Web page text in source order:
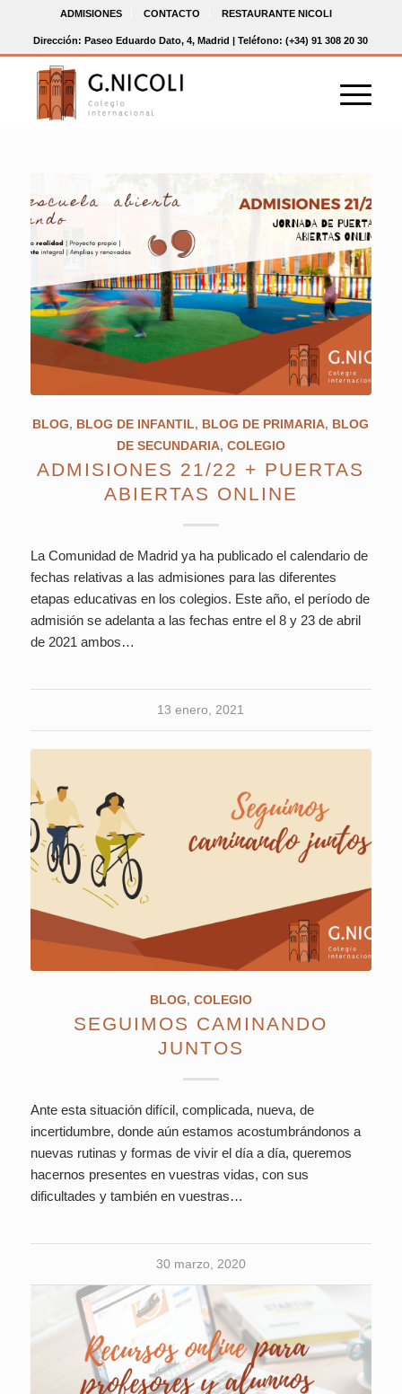
ADMISIONES CONTACTO RESTAURANTE NICOLI
Dirección: Paseo Eduardo Dato, 4, Madrid | Teléfono: (+34) 91 308 20 30
BLOG, BLOG DE INFANTIL, BLOG DE PRIMARIA, BLOG
DE SECUNDARIA, COLEGIO
ADMISIONES 21/22 + PUERTAS
ABIERTAS ONLINE
La Comunidad de Madrid ya ha publicado el calendario de
fechas relativas a las admisiones para las diferentes
etapas educativas en los colegios. Este año, el período de
admisión se adelanta a las fechas entre el 8 y 23 de abril
de 2021 ambos…
13 enero, 2021
BLOG, COLEGIO
SEGUIMOS CAMINANDO
JUNTOS
Ante esta situación difícil, complicada, nueva, de
incertidumbre, donde aún estamos acostumbrándonos a
nuevas rutinas y formas de vivir el día a día, queremos
hacernos presentes en vuestras vidas, con sus
dificultades y también en vuestras…
30 marzo, 2020